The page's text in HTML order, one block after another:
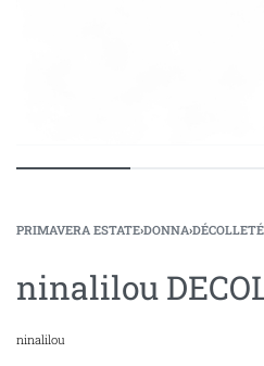
PRIMAVERA ESTATE›DONNA›DÉCOLLETÉ
ninalilou
ninalilou